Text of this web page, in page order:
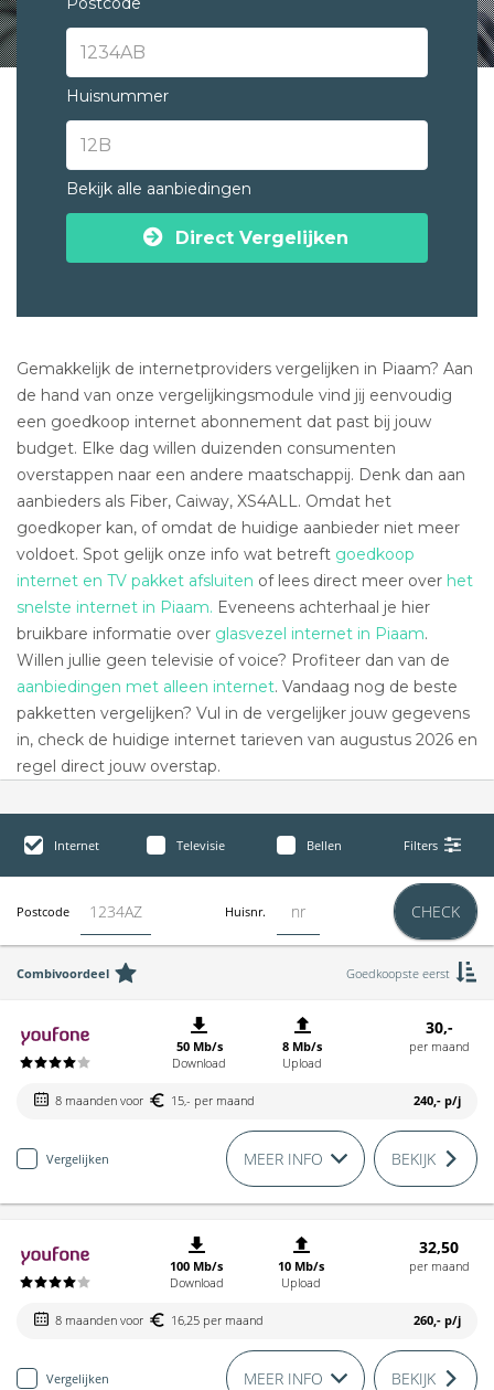
Huisnummer
Bekijk alle aanbiedingen
Direct Vergelijken
Gemakkelijk de internetproviders vergelijken in Piaam? Aan
de hand van onze vergelijkingsmodule vind jij eenvoudig
een goedkoop internet abonnement dat past bij jouw
budget. Elke dag willen duizenden consumenten
overstappen naar een andere maatschappij. Denk dan aan
aanbieders als Fiber, Caiway, XS4ALL. Omdat het
goedkoper kan, of omdat de huidige aanbieder niet meer
voldoet. Spot gelijk onze info wat betreft goedkoop
internet en TV pakket afsluiten of lees direct meer over het
snelste internet in Piaam. Eveneens achterhaal je hier
bruikbare informatie over glasvezel internet in Piaam.
Willen jullie geen televisie of voice? Profiteer dan van de
aanbiedingen met alleen internet. Vandaag nog de beste
pakketten vergelijken? Vul in de vergelijker jouw gegevens
in, check de huidige internet tarieven van augustus 2026 en
regel direct jouw overstap.
Internet Televisie Bellen Filters
Postcode Huisnr. CHECK
Combivoordeel Goedkoopste eerst
50 Mb/s
Download
8 Mb/s
Upload
30,-
per maand
8 maanden voor 15,- per maand 240,- p/j
Vergelijken MEER INFO BEKIJK
100 Mb/s
Download
10 Mb/s
Upload
32,50
per maand
8 maanden voor 16,25 per maand 260,- p/j
Vergelijken MEER INFO BEKIJK